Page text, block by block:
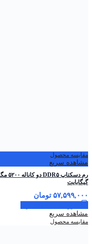
مقایسه محصول
مشاهده سریع
گیگابایت
۵۷,۵۹۹,۰۰۰ تومان
مشاهده سریع
مقایسه محصول